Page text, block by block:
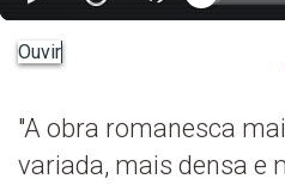
Ouvir
"A obra romanesca
variada, mais densa e